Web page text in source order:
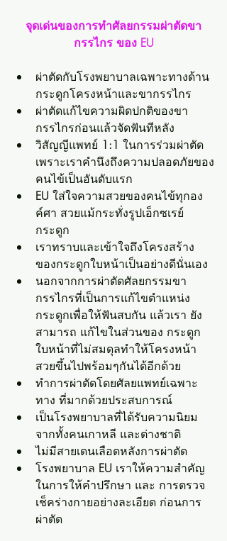
จุดเด่นของการทำศัลยกรรมผ่าตัดขา
กรรไกร ของ EU
ผ่าตัดกับโรงพยาบาลเฉพาะทางด้าน
กระดูกโครงหน้าและขากรรไกร
ผ่าตัดแก้ไขความผิดปกติของขา
กรรไกรก่อนแล้วจัดฟันทีหลัง
วิสัญญีแพทย์ 1:1 ในการร่วมผ่าตัด
เพราะเราคำนึงถึงความปลอดภัยของ
คนไข้เป็นอันดับแรก
EU ใส่ใจความสวยของคนไข้ทุกอง
ค์ศา สวยแม้กระทั่งรูปเอ็กซเรย์
กระดูก
เราทราบและเข้าใจถึงโครงสร้าง
ของกระดูกใบหน้าเป็นอย่างดีนั่นเอง
นอกจากการผ่าตัดศัลยกรรมขา
กรรไกรที่เป็นการแก้ไขตำแหน่ง
กระดูกเพื่อให้ฟันสบกัน แล้วเรา ยัง
สามารถ แก้ไขในส่วนของ กระดูก
ใบหน้าที่ไม่สมดุลทำให้โครงหน้า
สวยขึ้นไปพร้อมๆกันได้อีกด้วย
ทำการผ่าตัดโดยศัลยแพทย์เฉพาะ
ทาง ที่มากด้วยประสบการณ์
เป็นโรงพยาบาลที่ได้รับความนิยม
จากทั้งคนเกาหลี และต่างชาติ
ไม่มีสายเดนเลือดหลังการผ่าตัด
โรงพยาบาล EU เราให้ความสำคัญ
ในการให้คำปรึกษา และ การตรวจ
เช็คร่างกายอย่างละเอียด ก่อนการ
ผ่าตัด